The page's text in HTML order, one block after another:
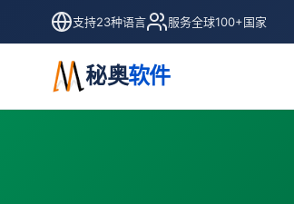
支持23种语言 服务全球100+国家
秘奥软件